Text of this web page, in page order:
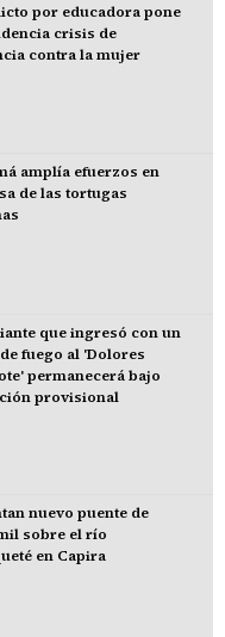
por educadora pone
crisis de
contra la mujer
amplía efuerzos en
de las tortugas
que ingresó con un
fuego al 'Dolores
permanecerá bajo
provisional
nuevo puente de
sobre el río
en Capira